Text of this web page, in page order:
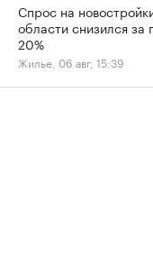
Спрос на
области снизился за
20%
Жилье, 06 авг, 15:39